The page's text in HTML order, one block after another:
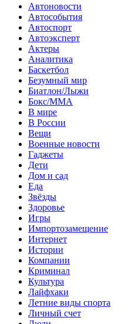
Автоновости
Автособытия
Автоспорт
Автоэксперт
Актеры
Аналитика
Баскетбол
Безумный мир
Биатлон/Лыжи
Бокс/MMA
В мире
В России
Вещи
Военные новости
Гаджеты
Дети
Дом и сад
Еда
Звёзды
Здоровье
Игры
Импортозамещение
Интернет
Истории
Компании
Криминал
Культура
Лайфхаки
Летние виды спорта
Личный счет